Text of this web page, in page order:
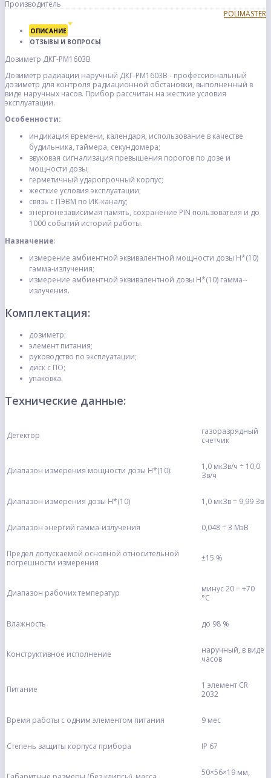
Производитель
POLIMASTER
ОПИСАНИЕ
ОТЗЫВЫ И ВОПРОСЫ
Дозиметр ДКГ-РМ1603B
Дозиметр радиации наручный ДКГ-РМ1603B - профессиональный
дозиметр для контроля радиационной обстановки, выполненный в
виде наручных часов. Прибор рассчитан на жесткие условия
эксплуатации.
Особенности:
индикация времени, календаря, использование в качестве
будильника, таймера, секундомера;
звуковая сигнализация превышения порогов по дозе и
мощности дозы;
герметичный ударопрочный корпус;
жесткие условия эксплуатации;
связь с ПЭВМ по ИК-каналу;
энергонезависимая память, сохранение PIN пользователя и до
1000 событий историй работы.
Назначение:
измерение амбиентной эквивалентной мощности дозы Н*(10)
гамма-­излучения;
измерение амбиентной эквивалентной дозы Н*(10) гамма-­
излучения.
Комплектация:
дозиметр;
элемент питания;
руководство по эксплуатации;
диск с ПО;
упаковка.
Технические данные:
Детектор
газоразрядный
счетчик
Диапазон измерения мощности дозы Н*(10):
1,0 мкЗв/ч ÷ 10,0
Зв/ч
Диапазон измерения дозы H*(10) 1,0 мкЗв ÷ 9,99 Зв
Диапазон энергий гамма-­излучения 0,048 ÷ 3 МэВ
Предел допускаемой основной относительной
погрешности измерения
±15 %
Диапазон рабочих температур
минус 20 ÷ +70
°С
Влажность до 98 %
Конструктивное исполнение
наручный, в виде
часов
Питание
1 элемент CR
2032
Время работы с одним элементом питания 9 мес
Степень защиты корпуса прибора IP 67
50×56×19 мм,